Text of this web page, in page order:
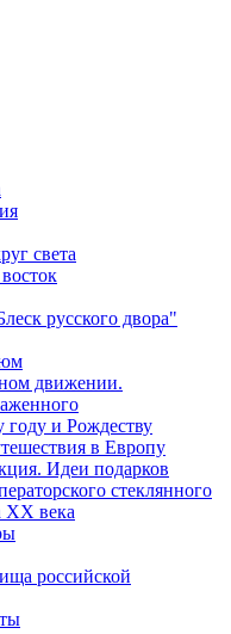
света
русского двора"
движении.
и Рождеству
в Европу
Идеи подарков
стеклянного
XX века
российской